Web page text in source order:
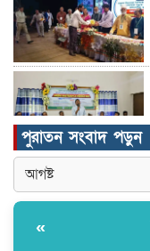
পুরাতন সংবাদ পড়ুন
«